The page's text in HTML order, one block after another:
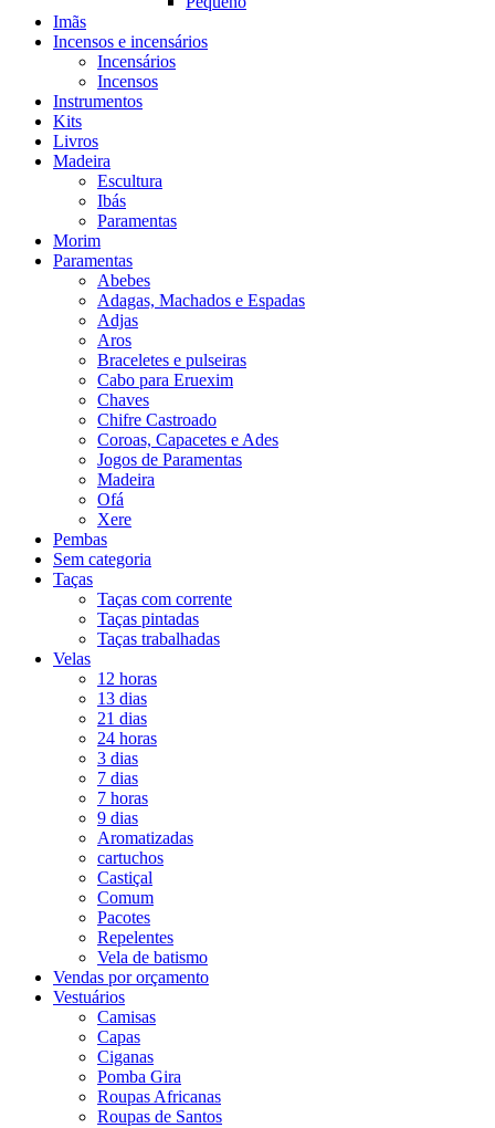
Imãs
Incensos e incensários
Incensários
Incensos
Instrumentos
Kits
Livros
Madeira
Escultura
Ibás
Paramentas
Morim
Paramentas
Abebes
Adagas, Machados e Espadas
Adjas
Aros
Braceletes e pulseiras
Cabo para Eruexim
Chaves
Chifre Castroado
Coroas, Capacetes e Ades
Jogos de Paramentas
Madeira
Ofá
Xere
Pembas
Sem categoria
Taças
Taças com corrente
Taças pintadas
Taças trabalhadas
Velas
12 horas
13 dias
21 dias
24 horas
3 dias
7 dias
7 horas
9 dias
Aromatizadas
cartuchos
Castiçal
Comum
Pacotes
Repelentes
Vela de batismo
Vendas por orçamento
Vestuários
Camisas
Capas
Ciganas
Pomba Gira
Roupas Africanas
Roupas de Santos